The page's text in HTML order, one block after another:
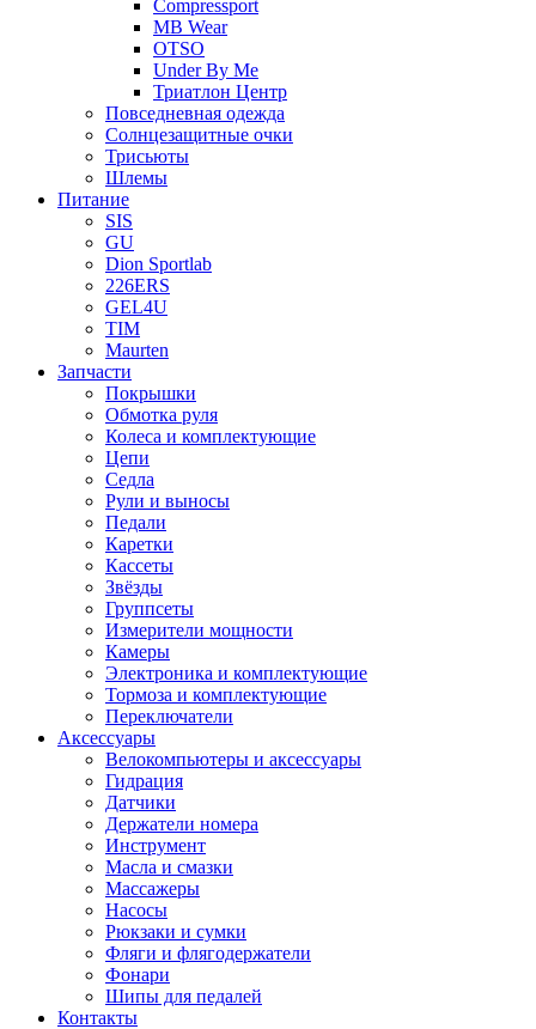
Compressport
MB Wear
OTSO
Under By Me
Триатлон Центр
Повседневная одежда
Солнцезащитные очки
Трисьюты
Шлемы
Питание
SIS
GU
Dion Sportlab
226ERS
GEL4U
TIM
Maurten
Запчасти
Покрышки
Обмотка руля
Колеса и комплектующие
Цепи
Седла
Рули и выносы
Педали
Каретки
Кассеты
Звёзды
Группсеты
Измерители мощности
Камеры
Электроника и комплектующие
Тормоза и комплектующие
Переключатели
Аксессуары
Велокомпьютеры и аксессуары
Гидрация
Датчики
Держатели номера
Инструмент
Масла и смазки
Массажеры
Насосы
Рюкзаки и сумки
Фляги и флягодержатели
Фонари
Шипы для педалей
Контакты